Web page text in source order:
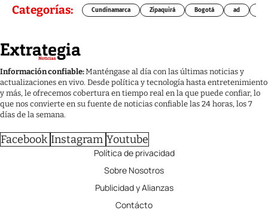
Categorías: Cundinamarca Zipaquirá Bogotá ad
Información confiable:Manténgase al día con las últimas noticias y
actualizaciones en vivo. Desde política y tecnología hasta entretenimiento
y más, le ofrecemos cobertura en tiempo real en la que puede confiar, lo
que nos convierte en su fuente de noticias confiable las 24 horas, los 7
días de la semana.
Facebook Instagram Youtube
Política de privacidad
Sobre Nosotros
Publicidad y Alianzas
Contácto